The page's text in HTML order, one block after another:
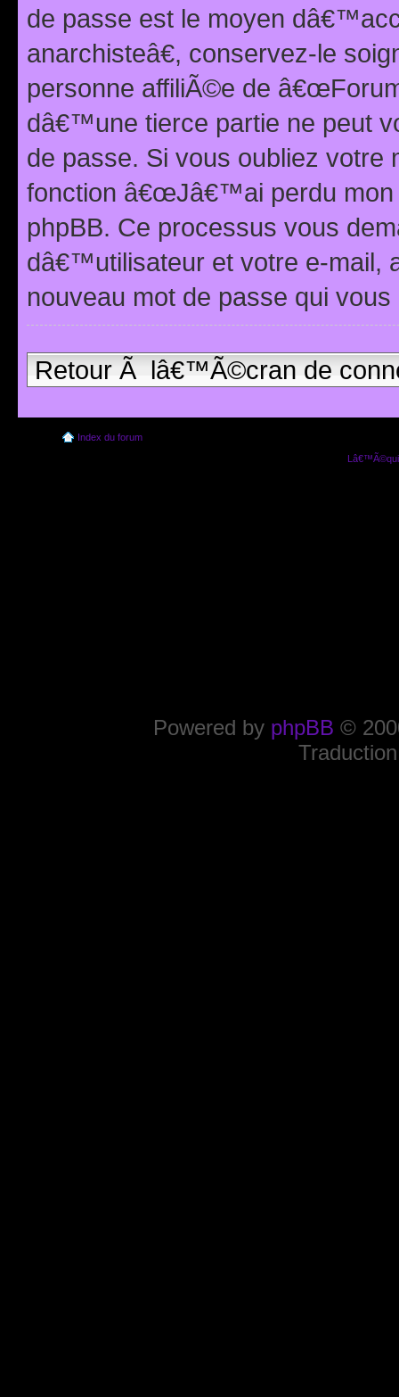
de passe est le moyen
anarchisteâ€, conservez-le
personne affiliÃ©e de
dâ€™une tierce partie ne peut
de passe. Si vous oubliez votre
fonction â€œJâ€™ai perdu mon
phpBB. Ce processus vous
dâ€™utilisateur et votre e-mail,
nouveau mot de passe qui
Retour Ã lâ€™Ã©cran de
Index du forum
Powered by phpBB ©